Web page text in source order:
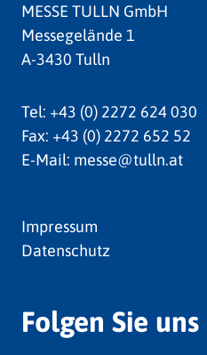
MESSE TULLN GmbH
Messegelände 1
A-3430 Tulln
Tel: +43 (0) 2272 624 030
Fax: +43 (0) 2272 652 52
E-Mail: messe@tulln.at
Impressum
Datenschutz
Folgen Sie uns